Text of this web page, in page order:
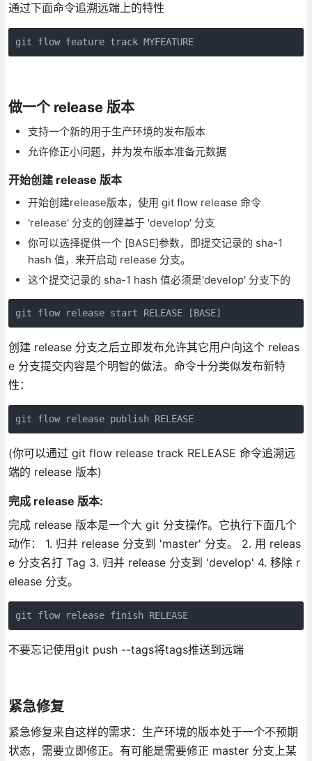
通过下面命令追溯远端上的特性
git flow feature track MYFEATURE
做一个 release 版本
支持一个新的用于生产环境的发布版本
允许修正小问题，并为发布版本准备元数据
开始创建 release 版本
开始创建release版本，使用 git flow release 命令
'release' 分支的创建基于 'develop' 分支
你可以选择提供一个 [BASE]参数，即提交记录的 sha-1
hash 值，来开启动 release 分支。
这个提交记录的 sha-1 hash 值必须是'develop' 分支下的
创建 release 分支之后立即发布允许其它用户向这个 releas
e 分支提交内容是个明智的做法。命令十分类似发布新特
性：
git flow release publish RELEASE
(你可以通过 git flow release track RELEASE 命令追溯远
端的 release 版本)
完成 release 版本:
完成 release 版本是一个大 git 分支操作。它执行下面几个
动作： 1. 归并 release 分支到 'master' 分支。 2. 用 releas
e 分支名打 Tag 3. 归并 release 分支到 'develop' 4. 移除 r
elease 分支。
git flow release finish RELEASE
不要忘记使用git push --tags将tags推送到远端
紧急修复
紧急修复来自这样的需求：生产环境的版本处于一个不预期
状态，需要立即修正。有可能是需要修正 master 分支上某